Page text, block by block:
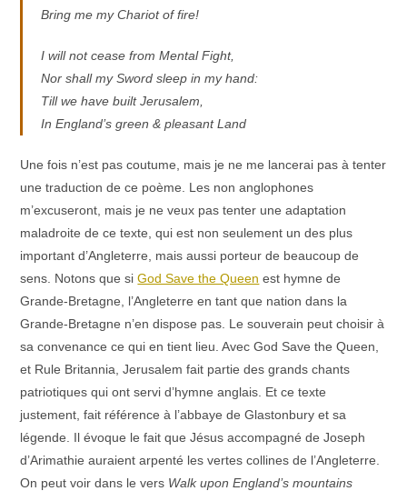
Bring me my Chariot of fire!
I will not cease from Mental Fight,
Nor shall my Sword sleep in my hand:
Till we have built Jerusalem,
In England’s green & pleasant Land
Une fois n’est pas coutume, mais je ne me lancerai pas à tenter
une traduction de ce poème. Les non anglophones
m’excuseront, mais je ne veux pas tenter une adaptation
maladroite de ce texte, qui est non seulement un des plus
important d’Angleterre, mais aussi porteur de beaucoup de
sens. Notons que siGod Save the Queen est hymne de
Grande-Bretagne, l’Angleterre en tant que nation dans la
Grande-Bretagne n’en dispose pas. Le souverain peut choisir à
sa convenance ce qui en tient lieu. Avec God Save the Queen,
et Rule Britannia, Jerusalem fait partie des grands chants
patriotiques qui ont servi d’hymne anglais. Et ce texte
justement, fait référence à l’abbaye de Glastonbury et sa
légende. Il évoque le fait que Jésus accompagné de Joseph
d’Arimathie auraient arpenté les vertes collines de l’Angleterre.
On peut voir dans le vers Walk upon England’s mountains